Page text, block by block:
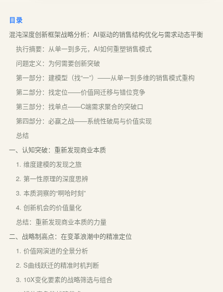
目录
混沌深度创新框架战略分析：AI驱动的销售结构优化与需求动态平衡
执行摘要：从单一到多元，AI如何重塑销售模式
问题定义：为何需要创新突破
第一部分：建模型（找“一”）——从单一到多维的销售模式重构
第二部分：找定位——价值网迁移与错位竞争
第三部分：找单点——C端需求聚合的突破口
第四部分：必赢之战——系统性破局与价值实现
总结
一、认知突破：重新发现商业本质
1. 维度建模的发现之旅
2. 第一性原理的深度思辨
3. 本质洞察的“啊哈时刻”
4. 创新机会的价值量化
总结：重新发现商业本质的力量
二、战略制高点：在变革浪潮中的精准定位
1. 价值网演进的全景分析
2. S曲线跃迁的精准时机判断
3. 10X变化要素的战略筛选与组合